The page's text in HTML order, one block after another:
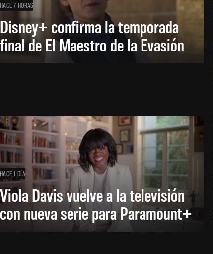
HACE 7 HORAS
Disney+ confirma la temporada
final de El Maestro de la Evasión
HACE 1 DÍA
Viola Davis vuelve a la televisión
con nueva serie para Paramount+